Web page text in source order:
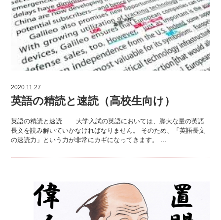
2020.11.27
英語の精読と速読（高校生向け）
英語の精読と速読 大学入試の英語においては、膨大な量の英語
長文を読み解いていかなければなりません。 そのため、「英語長文
の速読力」という力が非常にカギになってきます。 …